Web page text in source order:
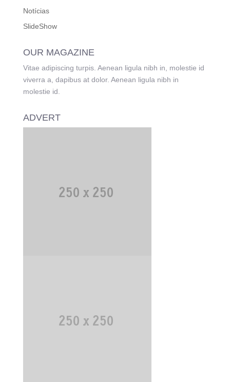
Notícias
SlideShow
OUR MAGAZINE
Vitae adipiscing turpis. Aenean ligula nibh in, molestie id
viverra a, dapibus at dolor. Aenean ligula nibh in
molestie id.
ADVERT